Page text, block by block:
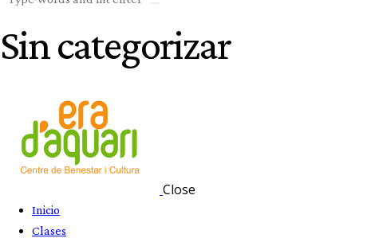
Sin categorizar
Close
Inicio
Clases